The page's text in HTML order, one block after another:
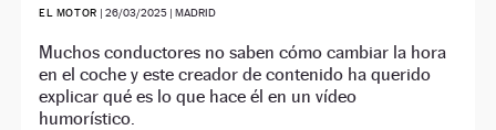
EL MOTOR | 26/03/2025| MADRID
Muchos conductores no saben cómo cambiar la hora
en el coche y este creador de contenido ha querido
explicar qué es lo que hace él en un vídeo
humorístico.